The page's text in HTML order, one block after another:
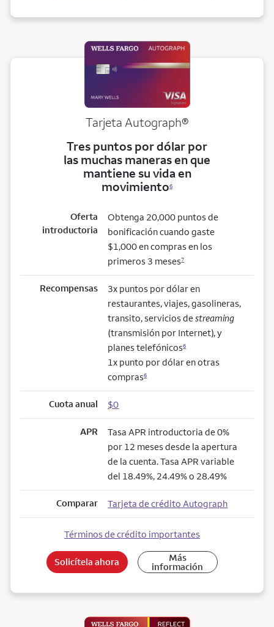
Tarjeta Autograph®
Tres puntos por dólar por
las muchas maneras en que
mantiene su vida en
movimiento6
Oferta
introductoria
Obtenga 20,000 puntos de
bonificación cuando gaste
$1,000 en compras en los
primeros 3 meses7
Recompensas
3x puntos por dólar en
restaurantes, viajes, gasolineras,
transito, servicios destreaming
(transmisión por Internet), y
planes telefónicos6
1x punto por dólar en otras
compras6
Cuota anual $0
APR
Tasa APR introductoria de 0%
por 12 meses desde la apertura
de la cuenta. Tasa APR variable
del 18.49%, 24.49% o 28.49%
Comparar Tarjeta de crédito Autograph
Términos de crédito importantes
Solicítela ahora Más
información